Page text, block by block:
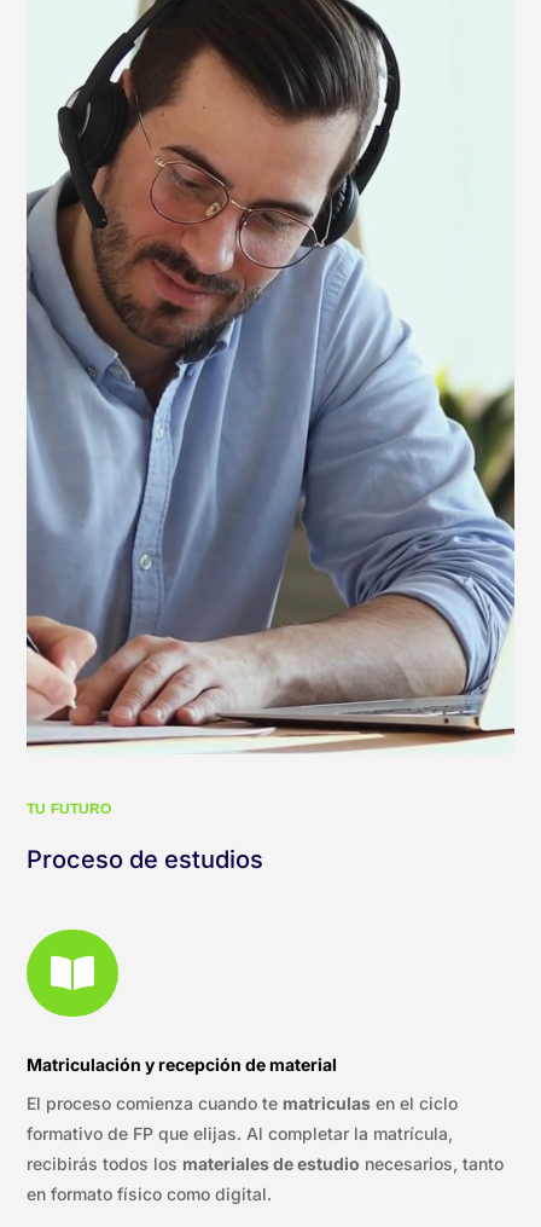
TU FUTURO
Proceso de estudios

Matriculación y recepción de material
El proceso comienza cuando te matriculas en el ciclo
formativo de FP que elijas. Al completar la matrícula,
recibirás todos los materiales de estudio necesarios, tanto
en formato físico como digital.